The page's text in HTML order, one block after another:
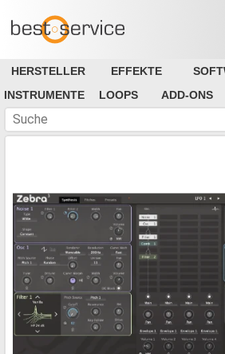
HERSTELLER EFFEKTE
INSTRUMENTE
LOOPS ADD-ONS